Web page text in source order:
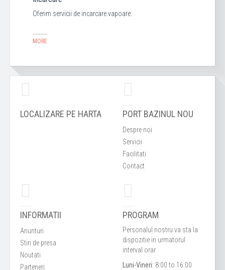
Oferim servicii de incarcare vapoare.
MORE
LOCALIZARE PE HARTA PORT BAZINUL NOU
Despre noi
Servicii
Facilitati
Contact
INFORMATII
Anunturi
Stiri de presa
Noutati
Parteneri
PROGRAM
Personalul nostru va sta la
dispozitie in urmatorul
interval orar
Luni-Vineri: 8:00 to 16:00